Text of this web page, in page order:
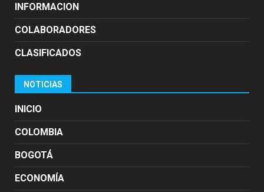
INFORMACION
COLABORADORES
CLASIFICADOS
NOTICIAS
INICIO
COLOMBIA
BOGOTÁ
ECONOMÍA